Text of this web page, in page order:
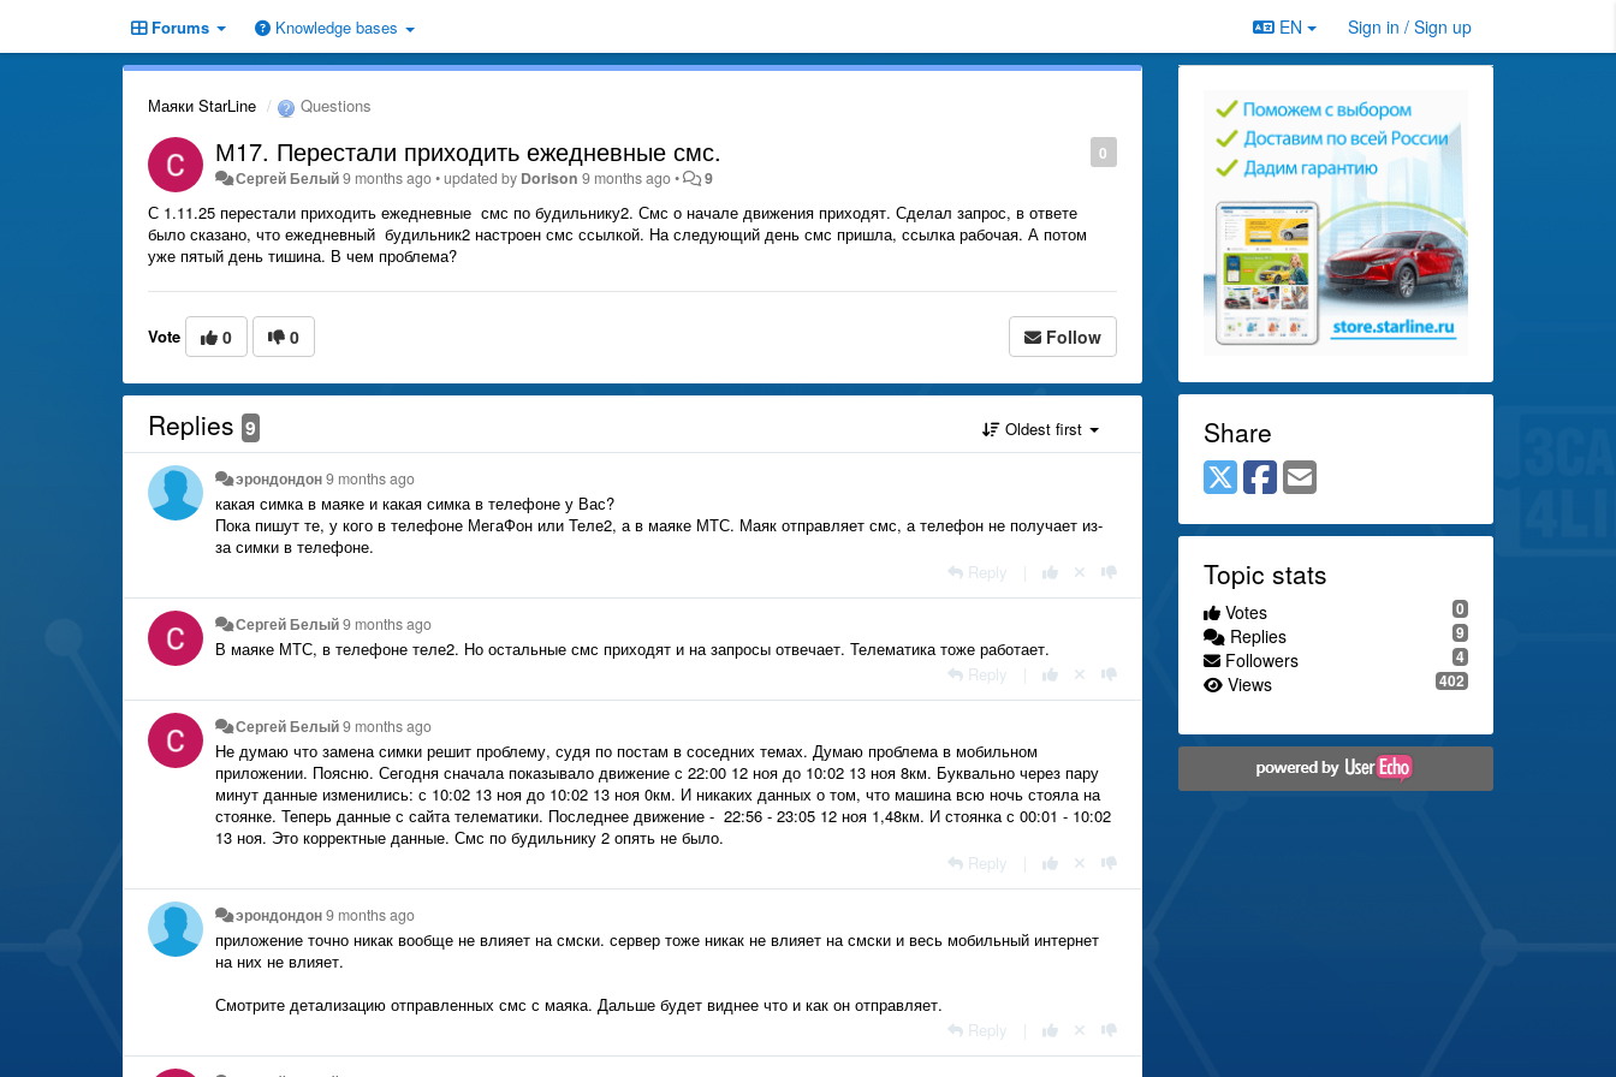
Forums Knowledge bases EN Sign in / Sign up
Маяки StarLine Questions
0
М17. Перестали приходить ежедневные смс.
Сергей Белый9 months ago•updated by Dorison 9 months ago• 9
С 1.11.25 перестали приходить ежедневные смс по будильнику2. Смс о начале движения приходят. Сделал запрос, в ответе
было сказано, что ежедневный будильник2 настроен смс ссылкой. На следующий день смс пришла, ссылка рабочая. А потом
уже пятый день тишина. В чем проблема?
Vote 0 0 Follow
Replies 9 Oldest first
эрондондон9 months ago
какая симка в маяке и какая симка в телефоне у Вас?
Пока пишут те, у кого в телефоне МегаФон или Теле2, а в маяке МТС. Маяк отправляет смс, а телефон не получает из-
за симки в телефоне.
Reply
Сергей Белый9 months ago
В маяке МТС, в телефоне теле2. Но остальные смс приходят и на запросы отвечает. Телематика тоже работает.
Reply
Сергей Белый9 months ago
Не думаю что замена симки решит проблему, судя по постам в соседних темах. Думаю проблема в мобильном
приложении. Поясню. Сегодня сначала показывало движение с 22:00 12 ноя до 10:02 13 ноя 8км. Буквально через пару
минут данные изменились: с 10:02 13 ноя до 10:02 13 ноя 0км. И никаких данных о том, что машина всю ночь стояла на
стоянке. Теперь данные с сайта телематики. Последнее движение - 22:56 - 23:05 12 ноя 1,48км. И стоянка с 00:01 - 10:02
13 ноя. Это корректные данные. Смс по будильнику 2 опять не было.
Reply
эрондондон9 months ago
приложение точно никак вообще не влияет на смски. сервер тоже никак не влияет на смски и весь мобильный интернет
на них не влияет.
Смотрите детализацию отправленных смс с маяка. Дальше будет виднее что и как он отправляет.
Reply
Share
Topic stats
0
Votes
9
Replies
4
Followers
402
Views